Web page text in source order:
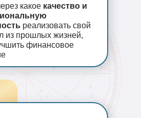
какое качество и
реализовать свой
из прошлых жизней,
финансовое